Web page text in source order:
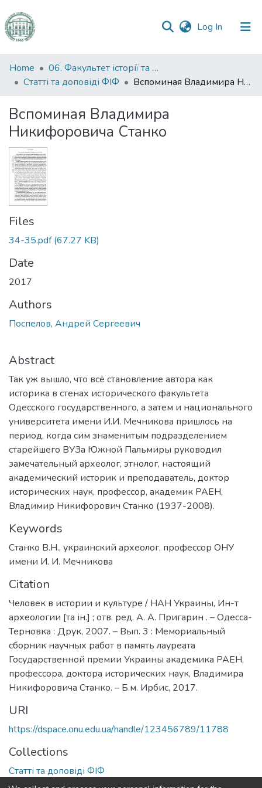
Log In (current)
Communities
&
All of DSpace
Statistics
Home
06. Факультет історії та філософії
Статті та доповіді ФІФ
Вспоминая Владимира Никифоровича Станко
Вспоминая Владимира
Никифоровича Станко
Files
34-35.pdf(67.27 KB)
Date
2017
Authors
Поспелов, Андрей Сергеевич
Abstract
Так уж вышло, что всё становление автора как
историка в стенах исторического факультета
Одесского государственного, а затем и национального
университета имени И.И. Мечникова пришлось на
период, когда сим знаменитым подразделением
старейшего ВУЗа Южной Пальмиры руководил
замечательный археолог, этнолог, настоящий
академический историк и преподаватель, доктор
исторических наук, профессор, академик РАЕН,
Владимир Никифорович Станко (1937-2008).
Keywords
Станко В.Н., украинский археолог, профессор ОНУ
имени И. И. Мечникова
Citation
Человек в истории и культуре / НАН Украины, Ин-т
археологии [та ін.] ; отв. ред. А. А. Пригарин . – Одесса-
Терновка : Друк, 2007. – Вып. 3 : Мемориальный
сборник научных работ в память лауреата
Государственной премии Украины академика РАЕН,
профессора, доктора исторических наук, Владимира
Никифоровича Станко. – Б.м. Ирбис, 2017.
URI
https://dspace.onu.edu.ua/handle/123456789/11788
Collections
Статті та доповіді ФІФ